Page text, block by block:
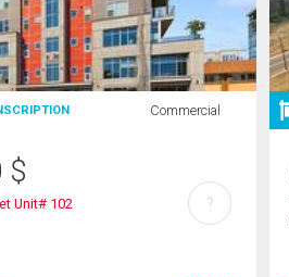
Commercial
$
Unit# 102
?